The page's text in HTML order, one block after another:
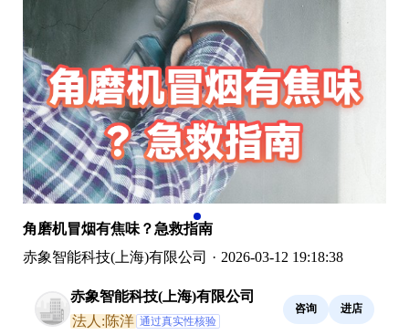
角磨机冒烟有焦味？急救指南
赤象智能科技(上海)有限公司 · 2026-03-12 19:18:38
赤象智能科技(上海)有限公司
法人:陈洋 通过真实性核验
咨询 进店